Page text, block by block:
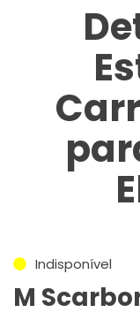
Indisponível
M